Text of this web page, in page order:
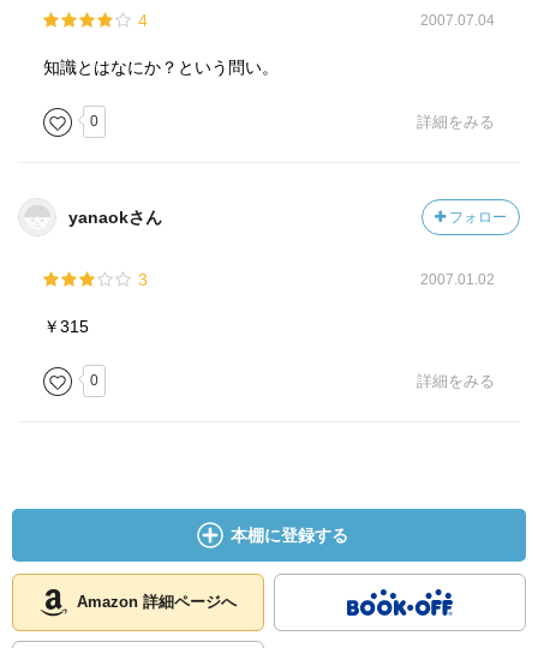
4 2007.07.04
知識とはなにか？という問い。
0 詳細をみる
yanaokさん フォロー
3 2007.01.02
￥315
0 詳細をみる
本棚に登録する
Amazon 詳細ページへ